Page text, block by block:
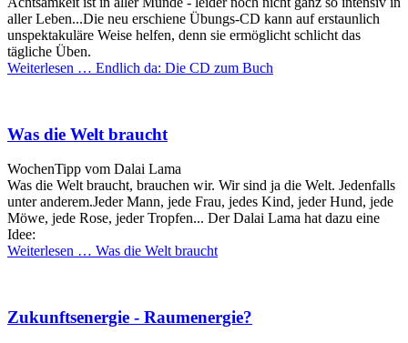
aller Leben...Die neu erschiene Übungs-CD kann auf erstaunlich
unspektakuläre Weise helfen, denn sie ermöglicht schlicht das
tägliche Üben.
Weiterlesen … Endlich da: Die CD zum Buch
Was die Welt braucht
WochenTipp vom Dalai Lama
Was die Welt braucht, brauchen wir. Wir sind ja die Welt. Jedenfalls
unter anderem.Jeder Mann, jede Frau, jedes Kind, jeder Hund, jede
Möwe, jede Rose, jeder Tropfen... Der Dalai Lama hat dazu eine
Idee:
Weiterlesen … Was die Welt braucht
Zukunftsenergie - Raumenergie?